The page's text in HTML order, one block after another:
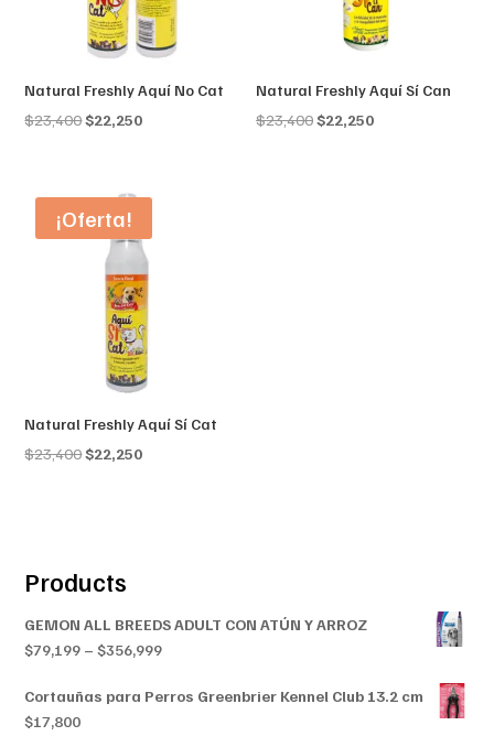
Natural Freshly Aquí No Cat
$23,400Original
$22,250Current
$22,250.
Natural Freshly Aquí Sí Can
$23,400Original
$22,250Current
¡Oferta!
Natural Freshly Aquí Sí Cat
$23,400Original
$22,250Current
Products
GEMON ALL BREEDS ADULT CON ATÚN Y ARROZ
$79,199 – $356,999Price
$79,199
Cortauñas para Perros Greenbrier Kennel Club 13.2 cm
$17,800